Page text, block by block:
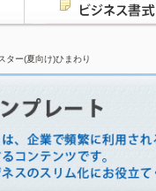
ター(夏向け)ひまわり